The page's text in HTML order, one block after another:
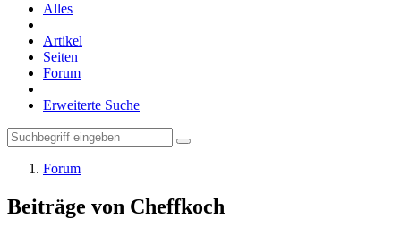
Alles
Artikel
Seiten
Forum
Erweiterte Suche
Forum
Beiträge von Cheffkoch